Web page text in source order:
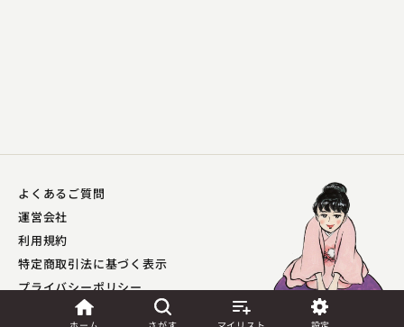
ホーム さがす マイリスト 設定
よくあるご質問
運営会社
利用規約
特定商取引法に基づく表示
プライバシーポリシー​
外部送信ポリシー